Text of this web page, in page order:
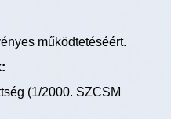
működtetéséért.
(1/2000. SZCSM